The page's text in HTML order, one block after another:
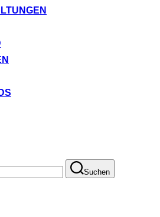
Suchen